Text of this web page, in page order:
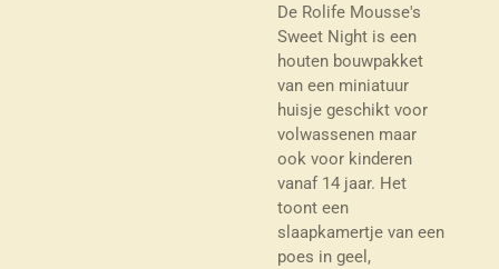
De Rolife Mousse's
Sweet Night is een
houten bouwpakket
van een miniatuur
huisje geschikt voor
volwassenen maar
ook voor kinderen
vanaf 14 jaar. Het
toont een
slaapkamertje van een
poes in geel,